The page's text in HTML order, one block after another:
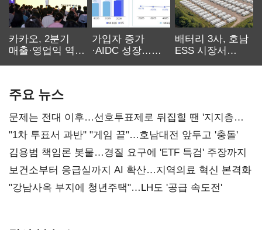
카카오, 2분기
매출·영업익 역대
가입자 증가
·AIDC 성장…
배터리 3사, 호남
ESS 시장서
주요 뉴스
문제는 전대 이후…선호투표제로 뒤집힐 땐 '지지층
불복'
"1차 투표서 과반" "게임 끝"…호남대전 앞두고 '충돌'
김용범 책임론 봇물…경질 요구에 'ETF 특검' 주장까지
보건소부터 응급실까지 AI 확산…지역의료 혁신 본격화
"강남사옥 부지에 청년주택"…LH도 '공급 속도전'